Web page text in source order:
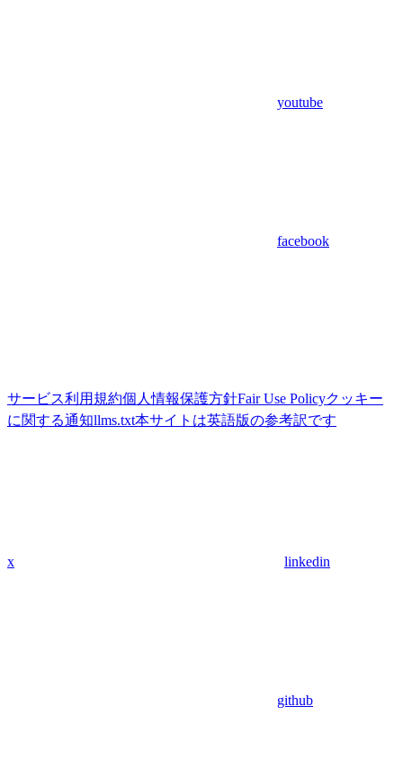
youtube
facebook
サービス利用規約個人情報保護方針Fair Use Policyクッキー
に関する通知llms.txt本サイトは英語版の参考訳です
x linkedin
github